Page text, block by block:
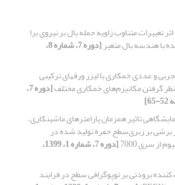
اثر تغییرات متناوب زاویه حمله بال بر نیروی برا
با هندسه بال متغیر [دوره 7، شماره 8،
و عددی خمکاری با لیزر ورقهای ترکیبی
گرفتن مکانیزم‌های خمکاری مختلف [دوره 7،
تاثیر همزمان پارامترهای ماشینکاری،
برشی بر زبری‌سطح حفره تولید شده در
از سری 7000 [دوره 7، شماره 1، 1399،
برودتی بر توپوگرافی سطح در فرایند